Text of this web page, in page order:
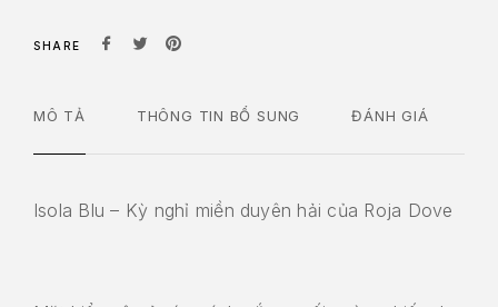
SHARE
MÔ TẢ THÔNG TIN BỔ SUNG ĐÁNH GIÁ
Isola Blu – Kỳ nghỉ miền duyên hải của Roja Dove